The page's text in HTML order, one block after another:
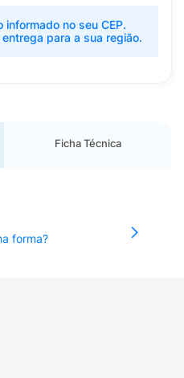
informado no seu CEP.
para a sua região.
Ficha Técnica
forma?